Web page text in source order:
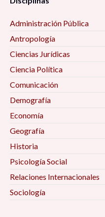
Administración Pública
Antropología
Ciencias Jurídicas
Ciencia Política
Comunicación
Demografía
Economía
Geografía
Historia
Psicología Social
Relaciones Internacionales
Sociología